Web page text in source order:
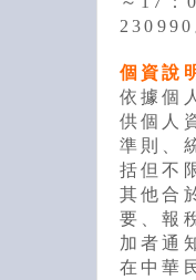
230990
個資說
依據個
供個人
準則、
括但不
其他合
要、報
加者通
在中華